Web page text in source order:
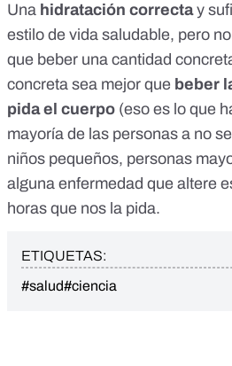
Una hidratación correctay
estilo de vida saludable, pero
que beber una cantidad
concreta sea mejor que beber
pida el cuerpo (eso es lo que
mayoría de las personas a no
niños pequeños, personas
alguna enfermedad que altere
horas que nos la pida.
ETIQUETAS:
#salud#ciencia